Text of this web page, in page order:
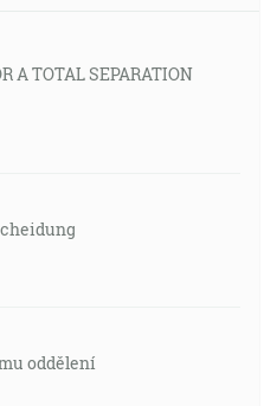
A TOTAL SEPARATION
oddělení